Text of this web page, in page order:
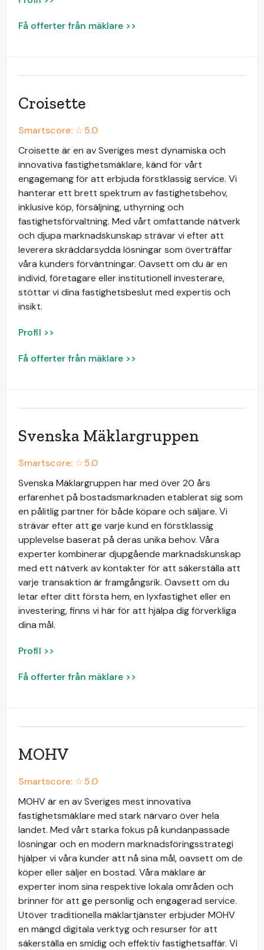
Få offerter från mäklare >>
Croisette
Smartscore: ☆5.0
Croisette är en av Sveriges mest dynamiska och
innovativa fastighetsmäklare, känd för vårt
engagemang för att erbjuda förstklassig service. Vi
hanterar ett brett spektrum av fastighetsbehov,
inklusive köp, försäljning, uthyrning och
fastighetsförvaltning. Med vårt omfattande nätverk
och djupa marknadskunskap strävar vi efter att
leverera skräddarsydda lösningar som överträffar
våra kunders förväntningar. Oavsett om du är en
individ, företagare eller institutionell investerare,
stöttar vi dina fastighetsbeslut med expertis och
insikt.
Profil >>
Få offerter från mäklare >>
Svenska Mäklargruppen
Smartscore: ☆5.0
Svenska Mäklargruppen har med över 20 års
erfarenhet på bostadsmarknaden etablerat sig som
en pålitlig partner för både köpare och säljare. Vi
strävar efter att ge varje kund en förstklassig
upplevelse baserat på deras unika behov. Våra
experter kombinerar djupgående marknadskunskap
med ett nätverk av kontakter för att säkerställa att
varje transaktion är framgångsrik. Oavsett om du
letar efter ditt första hem, en lyxfastighet eller en
investering, finns vi här för att hjälpa dig förverkliga
dina mål.
Profil >>
Få offerter från mäklare >>
MOHV
Smartscore: ☆5.0
MOHV är en av Sveriges mest innovativa
fastighetsmäklare med stark närvaro över hela
landet. Med vårt starka fokus på kundanpassade
lösningar och en modern marknadsföringsstrategi
hjälper vi våra kunder att nå sina mål, oavsett om de
köper eller säljer en bostad. Våra mäklare är
experter inom sina respektive lokala områden och
brinner för att ge personlig och engagerad service.
Utöver traditionella mäklartjänster erbjuder MOHV
en mängd digitala verktyg och resurser för att
säkerställa en smidig och effektiv fastighetsaffär. Vi